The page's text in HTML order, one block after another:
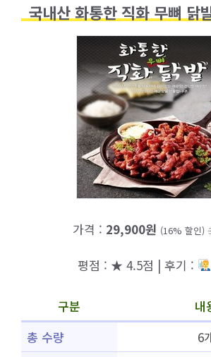
국내산 화통한 직화 무뼈
가격 : 29,900원 (16% 할인)
평점 : ★ 4.5점 | 후기 :
구분
내
총 수량
6